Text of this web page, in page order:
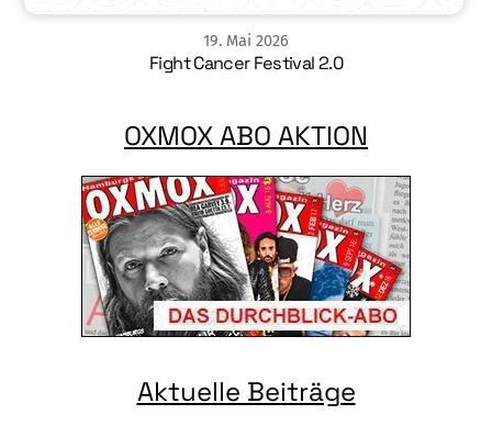
19. Mai 2026
Fight Cancer Festival 2.0
OXMOX ABO AKTION
Aktuelle Beiträge